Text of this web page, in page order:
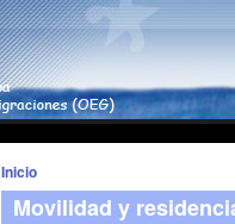
Inicio
Movilidad y